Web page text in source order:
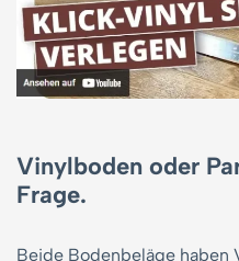
Vinylboden oder
Frage.
Beide Bodenbeläge haben